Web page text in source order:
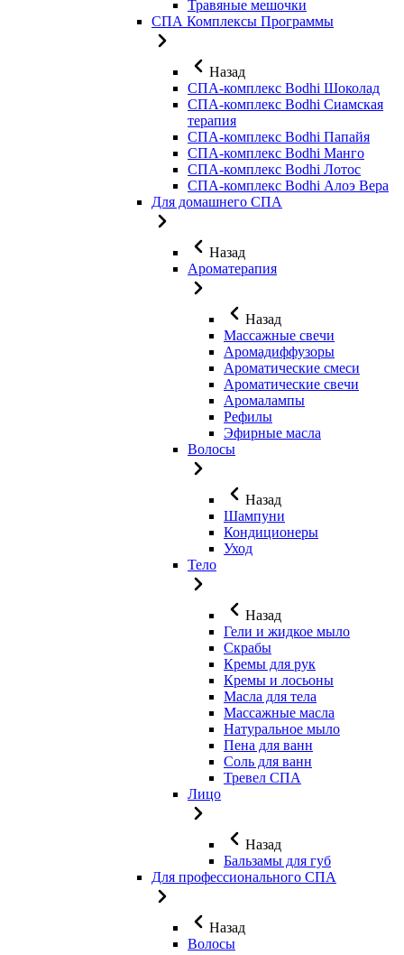
Травяные мешочки
СПА Комплексы Программы
Назад
СПА-комплекс Bodhi Шоколад
СПА-комплекс Bodhi Сиамская
терапия
СПА-комплекс Bodhi Папайя
СПА-комплекс Bodhi Манго
СПА-комплекс Bodhi Лотос
СПА-комплекс Bodhi Алоэ Вера
Для домашнего СПА
Назад
Ароматерапия
Назад
Массажные свечи
Аромадиффузоры
Ароматические смеси
Ароматические свечи
Аромалампы
Рефилы
Эфирные масла
Волосы
Назад
Шампуни
Кондиционеры
Уход
Тело
Назад
Гели и жидкое мыло
Скрабы
Кремы для рук
Кремы и лосьоны
Масла для тела
Массажные масла
Натуральное мыло
Пена для ванн
Соль для ванн
Тревел СПА
Лицо
Назад
Бальзамы для губ
Для профессионального СПА
Назад
Волосы